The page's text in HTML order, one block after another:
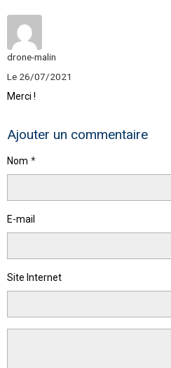
drone-malin
Le 26/07/2021
Merci !
Ajouter un commentaire
Nom
E-mail
Site Internet